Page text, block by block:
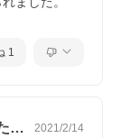
1
今回、贈り物として初めての注文でしたが… 2021/2/14